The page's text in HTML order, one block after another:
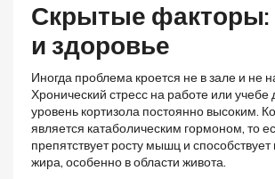
Скрытые факторы:
и здоровье
Иногда проблема кроется не в зале и не
Хронический стресс на работе или
уровень кортизола постоянно высоким.
является катаболическим гормоном, то
препятствует росту мышц и
жира, особенно в области живота.